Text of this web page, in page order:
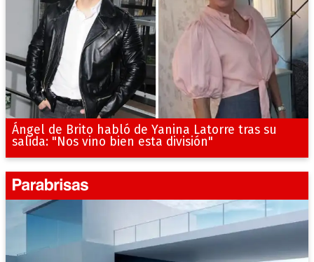
Ángel de Brito habló de Yanina Latorre tras su
salida: "Nos vino bien esta división"